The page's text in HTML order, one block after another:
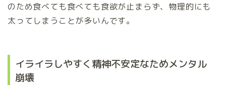
のため食べても食べても食欲が止まらず、物理的にも
太ってしまうことが多いんです。
イライラしやすく精神不安定なためメンタル
崩壊